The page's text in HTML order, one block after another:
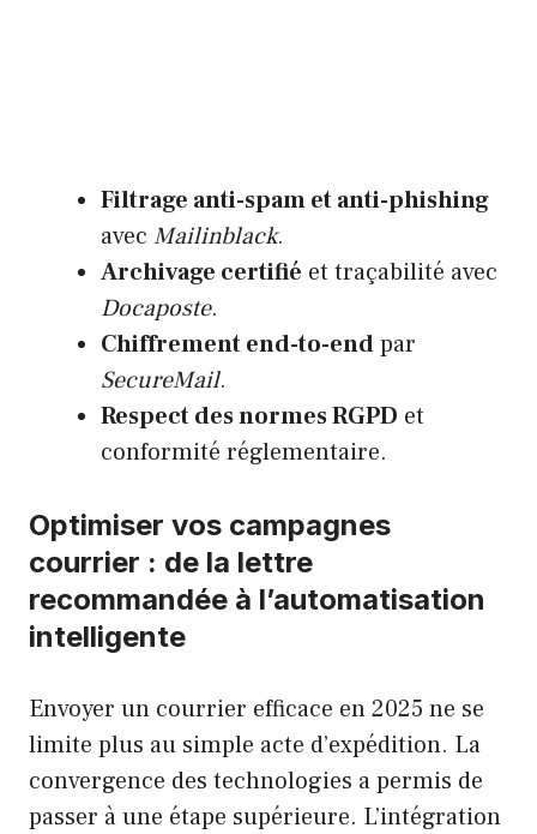
Filtrage anti-spam et anti-phishing
avec Mailinblack.
Archivage certifié et traçabilité avec
Docaposte.
Chiffrement end-to-endpar
SecureMail.
Respect des normes RGPD et
conformité réglementaire.
Optimiser vos campagnes
courrier : de la lettre
recommandée à l’automatisation
intelligente
Envoyer un courrier efficace en 2025 ne se
limite plus au simple acte d’expédition. La
convergence des technologies a permis de
passer à une étape supérieure. L’intégration